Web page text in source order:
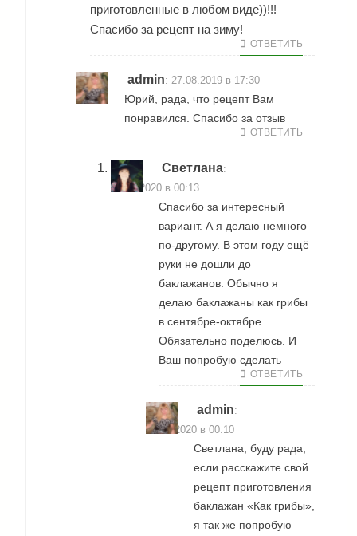
приготовленные в любом виде))!!!
Спасибо за рецепт на зиму!
ОТВЕТИТЬ
admin: 27.08.2019 в 17:30
Юрий, рада, что рецепт Вам
понравился. Спасибо за отзыв
ОТВЕТИТЬ
Светлана:
16.08.2020 в 00:13
Спасибо за интересный
вариант. А я делаю немного
по-другому. В этом году ещё
руки не дошли до
баклажанов. Обычно я
делаю баклажаны как грибы
в сентябре-октябре.
Обязательно поделюсь. И
Ваш попробую сделать
ОТВЕТИТЬ
admin:
03.09.2020 в 00:10
Светлана, буду рада,
если расскажите свой
рецепт приготовления
баклажан «Как грибы»,
я так же попробую